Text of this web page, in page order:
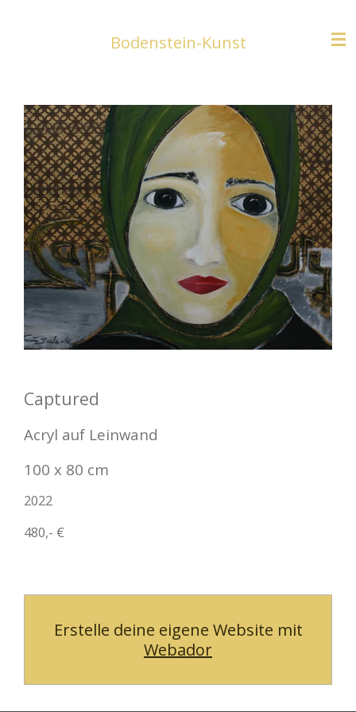
Bodenstein-Kunst
Captured
Acryl auf Leinwand
100 x 80 cm
2022
480,- €
Erstelle deine eigene Website mit
Webador